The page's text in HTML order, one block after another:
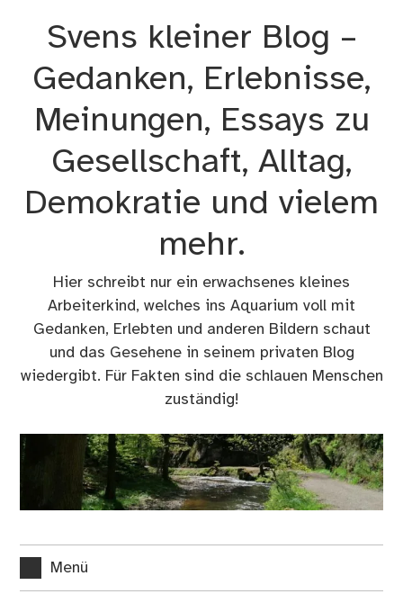
Svens kleiner Blog –
Gedanken, Erlebnisse,
Meinungen, Essays zu
Gesellschaft, Alltag,
Demokratie und vielem
mehr.
Hier schreibt nur ein erwachsenes kleines
Arbeiterkind, welches ins Aquarium voll mit
Gedanken, Erlebten und anderen Bildern schaut
und das Gesehene in seinem privaten Blog
wiedergibt. Für Fakten sind die schlauen Menschen
zuständig!
Menü